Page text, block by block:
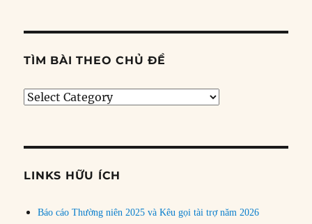
TÌM BÀI THEO CHỦ ĐỀ
Tìm
đề
LINKS HỮU ÍCH
Báo cáo Thường niên 2025 và Kêu gọi tài trợ năm 2026